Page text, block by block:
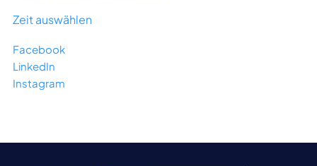
Zeit auswählen
Facebook
LinkedIn
Instagram